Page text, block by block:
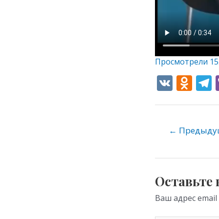
Просмотрели
V O
o
as
s
ni
ki
←
Ваш адрес email